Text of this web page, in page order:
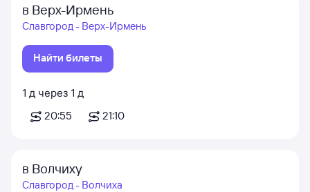
в Верх-Ирмень
Славгород - Верх-Ирмень
Найти билеты
1 д через 1 д
20:55
21:10
в Волчиху
Славгород - Волчиха